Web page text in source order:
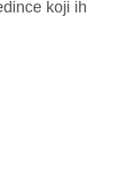
koji ih